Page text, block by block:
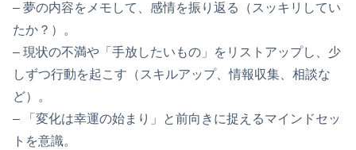
– 夢の内容をメモして、感情を振り返る（スッキリしてい
たか？）。
– 現状の不満や「手放したいもの」をリストアップし、少
しずつ行動を起こす（スキルアップ、情報収集、相談な
ど）。
– 「変化は幸運の始まり」と前向きに捉えるマインドセッ
トを意識。